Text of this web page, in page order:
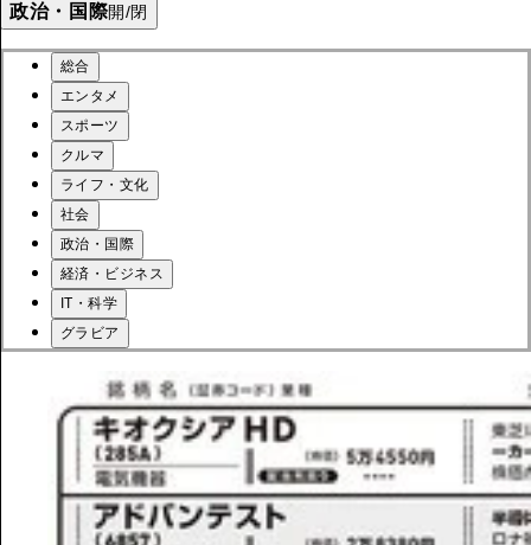
政治・国際開/閉
総合
エンタメ
スポーツ
クルマ
ライフ・文化
社会
政治・国際
経済・ビジネス
IT・科学
グラビア